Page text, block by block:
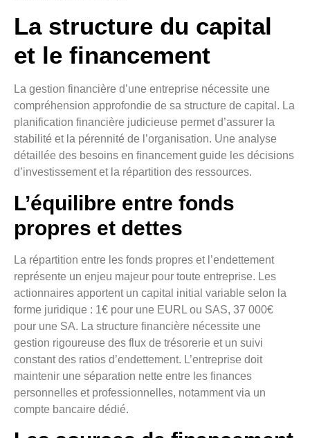
La structure du capital
et le financement
La gestion financière d’une entreprise nécessite une
compréhension approfondie de sa structure de capital. La
planification financière judicieuse permet d’assurer la
stabilité et la pérennité de l’organisation. Une analyse
détaillée des besoins en financement guide les décisions
d’investissement et la répartition des ressources.
L’équilibre entre fonds
propres et dettes
La répartition entre les fonds propres et l’endettement
représente un enjeu majeur pour toute entreprise. Les
actionnaires apportent un capital initial variable selon la
forme juridique : 1€ pour une EURL ou SAS, 37 000€
pour une SA. La structure financière nécessite une
gestion rigoureuse des flux de trésorerie et un suivi
constant des ratios d’endettement. L’entreprise doit
maintenir une séparation nette entre les finances
personnelles et professionnelles, notamment via un
compte bancaire dédié.